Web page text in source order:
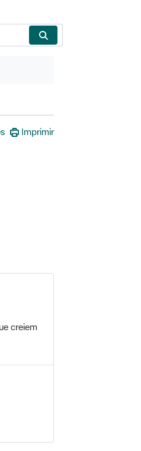
Imprimir
creiem